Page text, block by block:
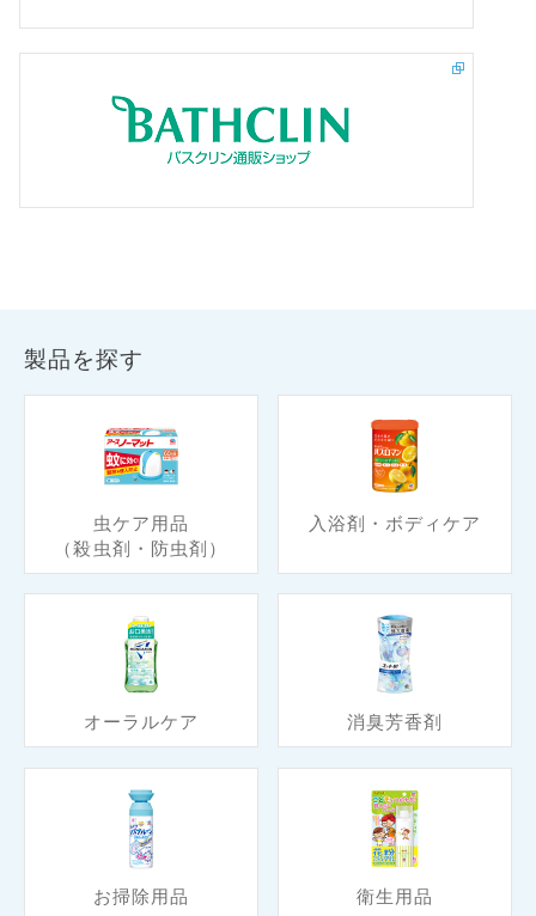
製品を探す
虫ケア用品
（殺虫剤・防虫剤）
入浴剤・ボディケア
オーラルケア 消臭芳香剤
お掃除用品 衛生用品